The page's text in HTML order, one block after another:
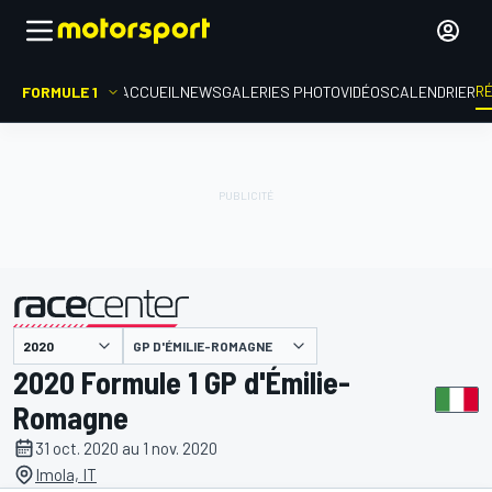
FORMULE 1 ACCUEIL NEWSGALERIES PHOTOVIDÉOSCALENDRIER
présenté par GP D'ÉMILIE-ROMAGNE
2020 Formule 1 GP d'Émilie-
Romagne
31 oct. 2020 au 1 nov. 2020
Imola, IT